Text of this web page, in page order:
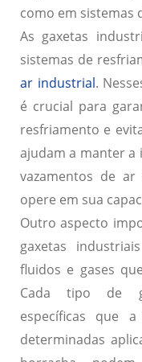
como em sistemas
As gaxetas
sistemas de
ar industrial.
é crucial para
resfriamento e
ajudam a manter a
vazamentos de
opere em sua
Outro aspecto
gaxetas
fluidos e gases
Cada tipo de
específicas que
determinadas